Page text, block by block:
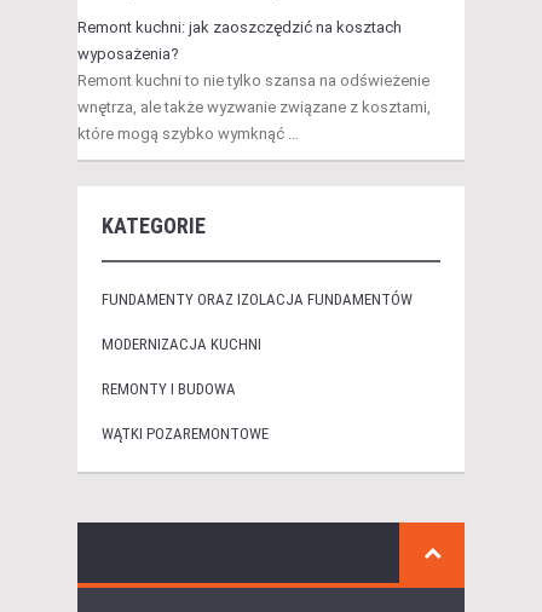
Remont kuchni: jak zaoszczędzić na kosztach
wyposażenia?
Remont kuchni to nie tylko szansa na odświeżenie
wnętrza, ale także wyzwanie związane z kosztami,
które mogą szybko wymknąć …
KATEGORIE
FUNDAMENTY ORAZ IZOLACJA FUNDAMENTÓW
MODERNIZACJA KUCHNI
REMONTY I BUDOWA
WĄTKI POZAREMONTOWE